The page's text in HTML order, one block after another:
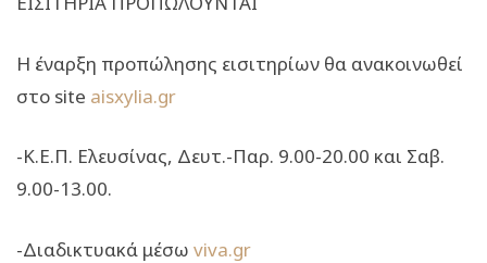
Η έναρξη προπώλησης εισιτηρίων θα ανακοινωθεί
στο site aisxylia.gr
-Κ.Ε.Π. Ελευσίνας, Δευτ.-Παρ. 9.00-20.00 και Σαβ.
9.00-13.00.
-Διαδικτυακά μέσω viva.gr